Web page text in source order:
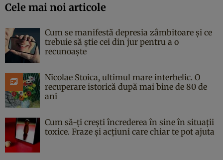
Cele mai noi articole
Cum se manifestă depresia zâmbitoare și ce
trebuie să știe cei din jur pentru a o
recunoaște
Nicolae Stoica, ultimul mare interbelic. O
recuperare istorică după mai bine de 80 de
ani
Cum să-ți crești încrederea în sine în situații
toxice. Fraze și acțiuni care chiar te pot ajuta